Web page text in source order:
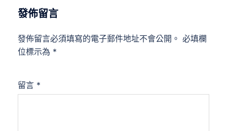
發佈留言
發佈留言必須填寫的電子郵件地址不會公開。 必填欄
位標示為 *
留言 *